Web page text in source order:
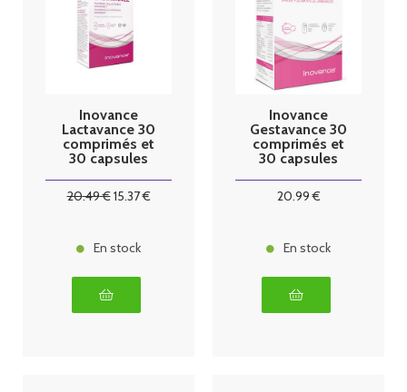
Inovance
Lactavance 30
comprimés et
30 capsules
20.49€15.37€
En stock
Inovance
Gestavance 30
comprimés et
30 capsules
20.99€
En stock